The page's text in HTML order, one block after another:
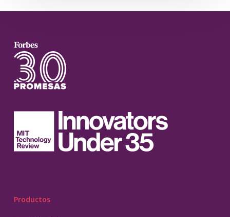
Productos